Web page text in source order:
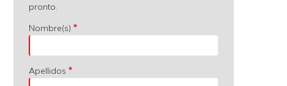
pronto.
Nombre(s)
Apellidos